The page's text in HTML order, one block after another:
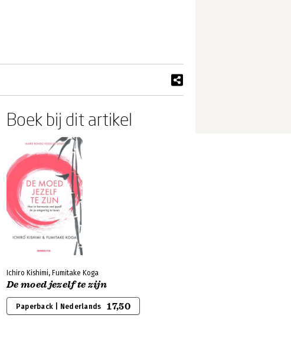
Boek bij dit artikel
Ichiro Kishimi, Fumitake Koga
De moed jezelf te zijn
Paperback | Nederlands 17,50